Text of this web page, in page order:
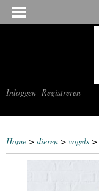
Inloggen Registreren
Home > dieren > vogels >